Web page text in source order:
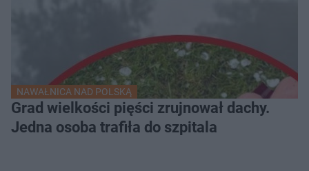
NAWAŁNICA NAD POLSKĄ
Grad wielkości pięści zrujnował dachy.
Jedna osoba trafiła do szpitala